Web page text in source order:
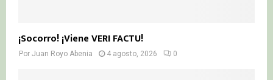
¡Socorro! ¡Viene VERI FACTU!
Por Juan Royo Abenia 4 agosto, 2026 0